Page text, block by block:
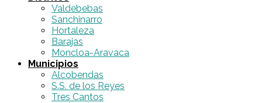
Valdebebas
Sanchinarro
Hortaleza
Barajas
Moncloa-Aravaca
Municipios
Alcobendas
S.S. de los Reyes
Tres Cantos